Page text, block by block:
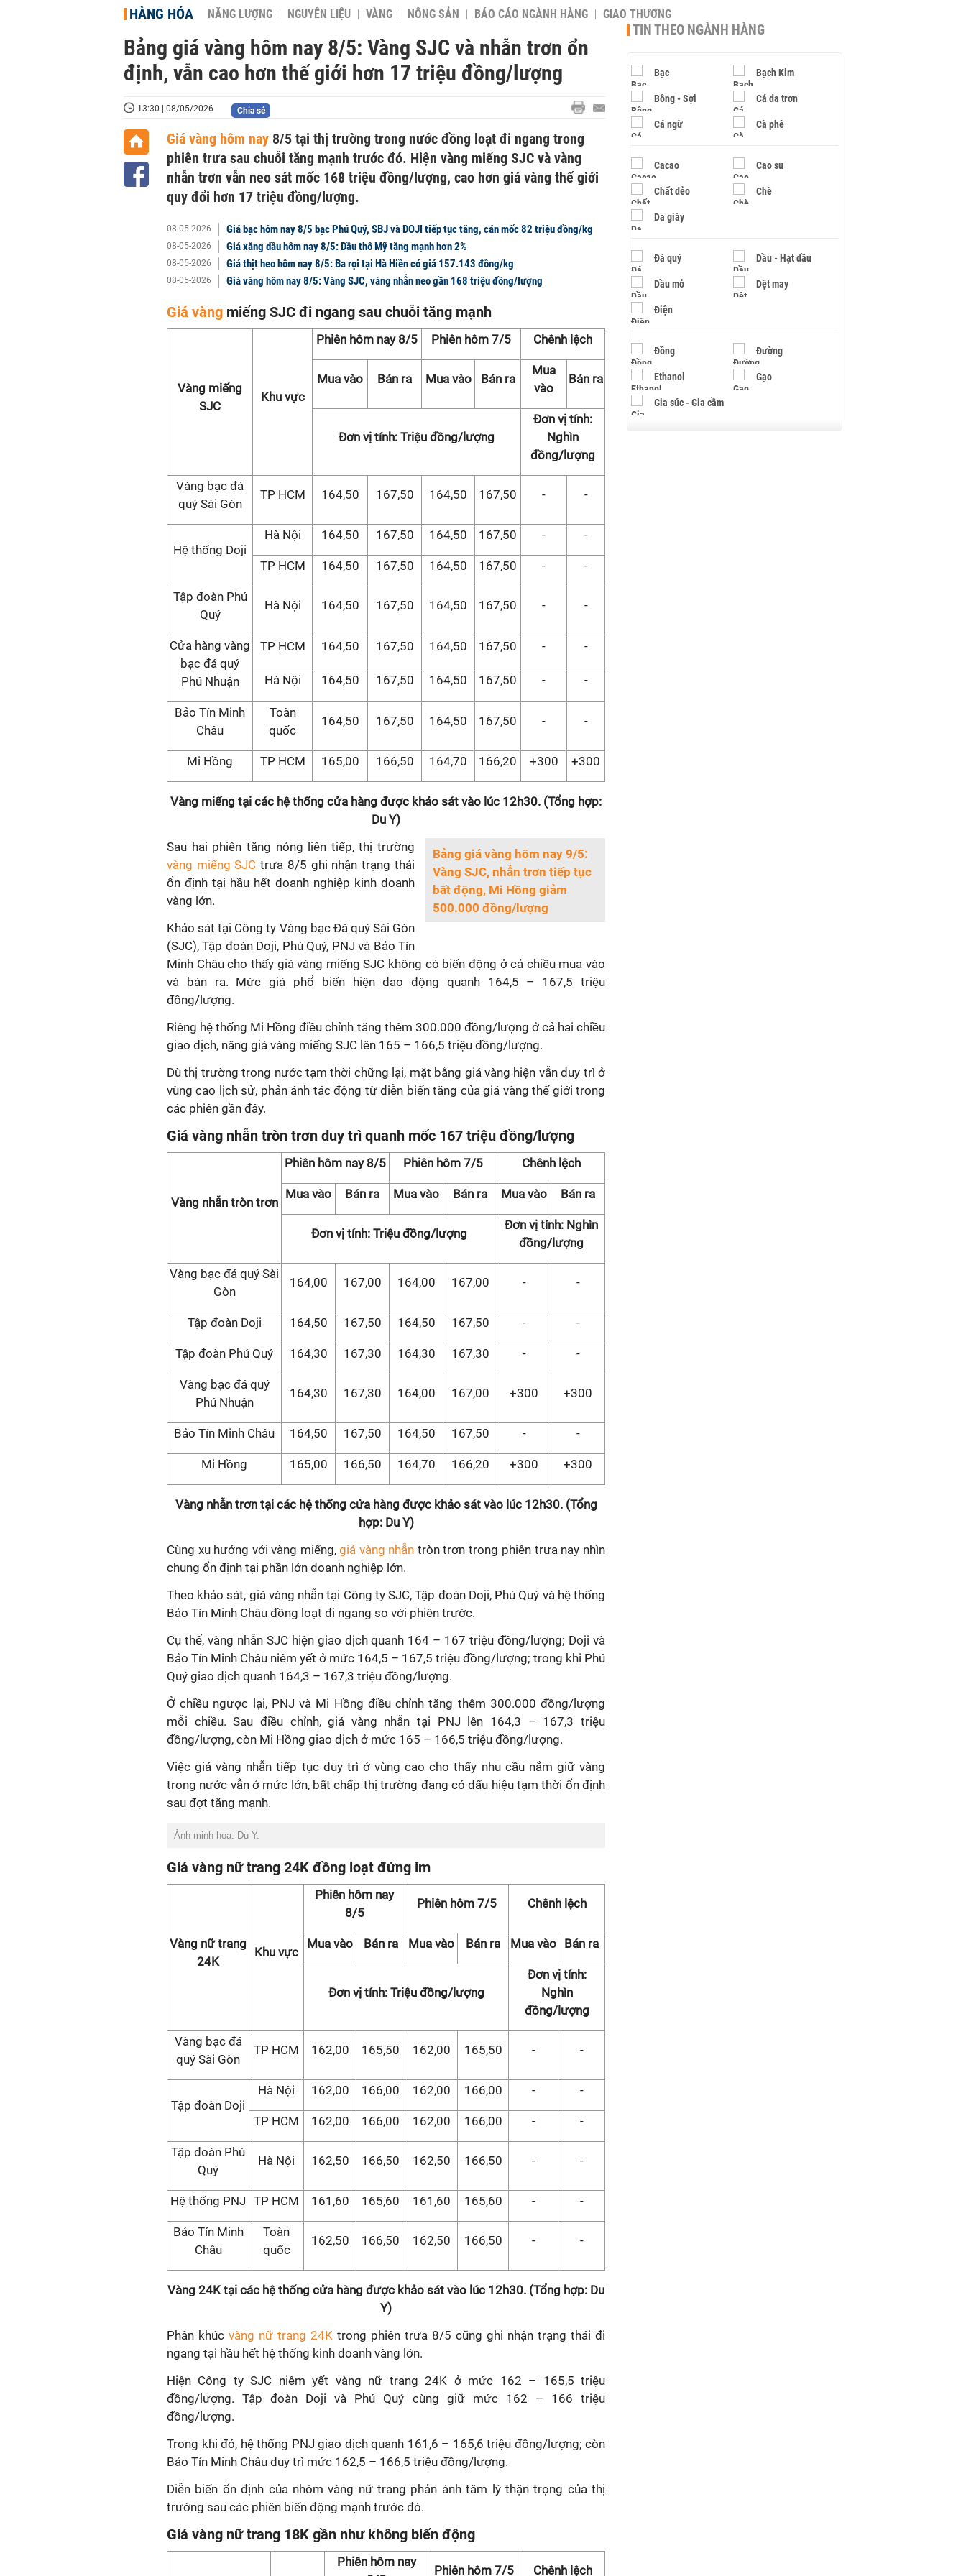
HÀNG HÓA NĂNG LƯỢNG NGUYÊN LIỆU VÀNG NÔNG SẢN BÁO CÁO NGÀNH HÀNG GIAO THƯƠNG
Bảng giá vàng hôm nay 8/5: Vàng SJC và nhẫn trơn ổn
định, vẫn cao hơn thế giới hơn 17 triệu đồng/lượng
13:30 | 08/05/2026 Chia sẻ
Giá vàng hôm nay 8/5 tại thị trường trong nước đồng loạt đi ngang trong
phiên trưa sau chuỗi tăng mạnh trước đó. Hiện vàng miếng SJC và vàng
nhẫn trơn vẫn neo sát mốc 168 triệu đồng/lượng, cao hơn giá vàng thế giới
quy đổi hơn 17 triệu đồng/lượng.
08-05-2026 Giá bạc hôm nay 8/5 bạc Phú Quý, SBJ và DOJI tiếp tục tăng, cán mốc 82 triệu đồng/kg
08-05-2026 Giá xăng dầu hôm nay 8/5: Dầu thô Mỹ tăng mạnh hơn 2%
08-05-2026 Giá thịt heo hôm nay 8/5: Ba rọi tại Hà Hiền có giá 157.143 đồng/kg
08-05-2026 Giá vàng hôm nay 8/5: Vàng SJC, vàng nhẫn neo gần 168 triệu đồng/lượng
Giá vàng miếng SJC đi ngang sau chuỗi tăng mạnh
Vàng miếng
SJC
Khu vực
Phiên hôm nay 8/5 Phiên hôm 7/5 Chênh lệch
Mua vào Bán ra Mua vào Bán ra
Mua
vào
Bán ra
Đơn vị tính: Triệu đồng/lượng
Đơn vị tính:
Nghìn
đồng/lượng
Vàng bạc đá
quý Sài Gòn
TP HCM 164,50 167,50 164,50 167,50 - -
Hệ thống Doji
Hà Nội 164,50 167,50 164,50 167,50 - -
TP HCM 164,50 167,50 164,50 167,50 - -
Tập đoàn Phú
Quý
Hà Nội 164,50 167,50 164,50 167,50 - -
Cửa hàng vàng
bạc đá quý
Phú Nhuận
TP HCM 164,50 167,50 164,50 167,50 - -
Hà Nội 164,50 167,50 164,50 167,50 - -
Bảo Tín Minh
Châu
Toàn
quốc
164,50 167,50 164,50 167,50 - -
Mi Hồng TP HCM 165,00 166,50 164,70 166,20 +300 +300
Vàng miếng tại các hệ thống cửa hàng được khảo sát vào lúc 12h30. (Tổng hợp:
Du Y)
Bảng giá vàng hôm nay 9/5:
Vàng SJC, nhẫn trơn tiếp tục
bất động, Mi Hồng giảm
500.000 đồng/lượng
Sau hai phiên tăng nóng liên tiếp, thị trường
vàng miếng SJC trưa 8/5 ghi nhận trạng thái
ổn định tại hầu hết doanh nghiệp kinh doanh
vàng lớn.
Khảo sát tại Công ty Vàng bạc Đá quý Sài Gòn
(SJC), Tập đoàn Doji, Phú Quý, PNJ và Bảo Tín
Minh Châu cho thấy giá vàng miếng SJC không có biến động ở cả chiều mua vào
và bán ra. Mức giá phổ biến hiện dao động quanh 164,5 – 167,5 triệu
đồng/lượng.
Riêng hệ thống Mi Hồng điều chỉnh tăng thêm 300.000 đồng/lượng ở cả hai chiều
giao dịch, nâng giá vàng miếng SJC lên 165 – 166,5 triệu đồng/lượng.
Dù thị trường trong nước tạm thời chững lại, mặt bằng giá vàng hiện vẫn duy trì ở
vùng cao lịch sử, phản ánh tác động từ diễn biến tăng của giá vàng thế giới trong
các phiên gần đây.
Giá vàng nhẫn tròn trơn duy trì quanh mốc 167 triệu đồng/lượng
Vàng nhẫn tròn trơn
Phiên hôm nay 8/5 Phiên hôm 7/5 Chênh lệch
Mua vào Bán ra Mua vào Bán ra Mua vào Bán ra
Đơn vị tính: Triệu đồng/lượng
Đơn vị tính: Nghìn
đồng/lượng
Vàng bạc đá quý Sài
Gòn
164,00 167,00 164,00 167,00 - -
Tập đoàn Doji 164,50 167,50 164,50 167,50 - -
Tập đoàn Phú Quý 164,30 167,30 164,30 167,30 - -
Vàng bạc đá quý
Phú Nhuận
164,30 167,30 164,00 167,00 +300 +300
Bảo Tín Minh Châu 164,50 167,50 164,50 167,50 - -
Mi Hồng 165,00 166,50 164,70 166,20 +300 +300
Vàng nhẫn trơn tại các hệ thống cửa hàng được khảo sát vào lúc 12h30. (Tổng
hợp: Du Y)
Cùng xu hướng với vàng miếng, giá vàng nhẫn tròn trơn trong phiên trưa nay nhìn
chung ổn định tại phần lớn doanh nghiệp lớn.
Theo khảo sát, giá vàng nhẫn tại Công ty SJC, Tập đoàn Doji, Phú Quý và hệ thống
Bảo Tín Minh Châu đồng loạt đi ngang so với phiên trước.
Cụ thể, vàng nhẫn SJC hiện giao dịch quanh 164 – 167 triệu đồng/lượng; Doji và
Bảo Tín Minh Châu niêm yết ở mức 164,5 – 167,5 triệu đồng/lượng; trong khi Phú
Quý giao dịch quanh 164,3 – 167,3 triệu đồng/lượng.
Ở chiều ngược lại, PNJ và Mi Hồng điều chỉnh tăng thêm 300.000 đồng/lượng
mỗi chiều. Sau điều chỉnh, giá vàng nhẫn tại PNJ lên 164,3 – 167,3 triệu
đồng/lượng, còn Mi Hồng giao dịch ở mức 165 – 166,5 triệu đồng/lượng.
Việc giá vàng nhẫn tiếp tục duy trì ở vùng cao cho thấy nhu cầu nắm giữ vàng
trong nước vẫn ở mức lớn, bất chấp thị trường đang có dấu hiệu tạm thời ổn định
sau đợt tăng mạnh.
Ảnh minh hoạ: Du Y.
Giá vàng nữ trang 24K đồng loạt đứng im
Vàng nữ trang
24K
Khu vực
Phiên hôm nay
8/5
Phiên hôm 7/5 Chênh lệch
Mua vào Bán ra Mua vào Bán ra Mua vào Bán ra
Đơn vị tính: Triệu đồng/lượng
Đơn vị tính:
Nghìn
đồng/lượng
Vàng bạc đá
quý Sài Gòn
TP HCM 162,00 165,50 162,00 165,50 - -
Tập đoàn Doji
Hà Nội 162,00 166,00 162,00 166,00 - -
TP HCM 162,00 166,00 162,00 166,00 - -
Tập đoàn Phú
Quý
Hà Nội 162,50 166,50 162,50 166,50 - -
Hệ thống PNJ TP HCM 161,60 165,60 161,60 165,60 - -
Bảo Tín Minh
Châu
Toàn
quốc
162,50 166,50 162,50 166,50 - -
Vàng 24K tại các hệ thống cửa hàng được khảo sát vào lúc 12h30. (Tổng hợp: Du
Y)
Phân khúc vàng nữ trang 24K trong phiên trưa 8/5 cũng ghi nhận trạng thái đi
ngang tại hầu hết hệ thống kinh doanh vàng lớn.
Hiện Công ty SJC niêm yết vàng nữ trang 24K ở mức 162 – 165,5 triệu
đồng/lượng. Tập đoàn Doji và Phú Quý cùng giữ mức 162 – 166 triệu
đồng/lượng.
Trong khi đó, hệ thống PNJ giao dịch quanh 161,6 – 165,6 triệu đồng/lượng; còn
Bảo Tín Minh Châu duy trì mức 162,5 – 166,5 triệu đồng/lượng.
Diễn biến ổn định của nhóm vàng nữ trang phản ánh tâm lý thận trọng của thị
trường sau các phiên biến động mạnh trước đó.
Giá vàng nữ trang 18K gần như không biến động
Phiên hôm nay
Phiên hôm 7/5 Chênh lệch
TIN THEO NGÀNH HÀNG
Bạc Bạch Kim
Bông - Sợi Cá da trơn
Cá ngừ Cà phê
Cacao Cao su
Chất dẻo Chè
Da giày
Đá quý Dầu - Hạt dầu
Dầu mỏ Dệt may
Điện
Đồng Đường
Ethanol Gạo
Gia súc - Gia cầm